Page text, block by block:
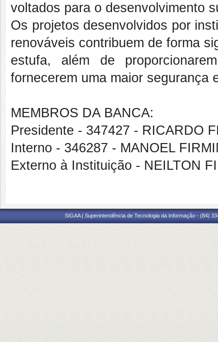
voltados para o desenvolvimento
Os projetos desenvolvidos por
renováveis contribuem de forma
estufa, além de
fornecerem uma maior
MEMBROS DA BANCA:
Presidente - 347427 - RICARDO
Interno - 346287 - MANOEL
Externo à Instituição - NEILTON
SIGAA | Superintendência de Tecnologia da Informação - (84)